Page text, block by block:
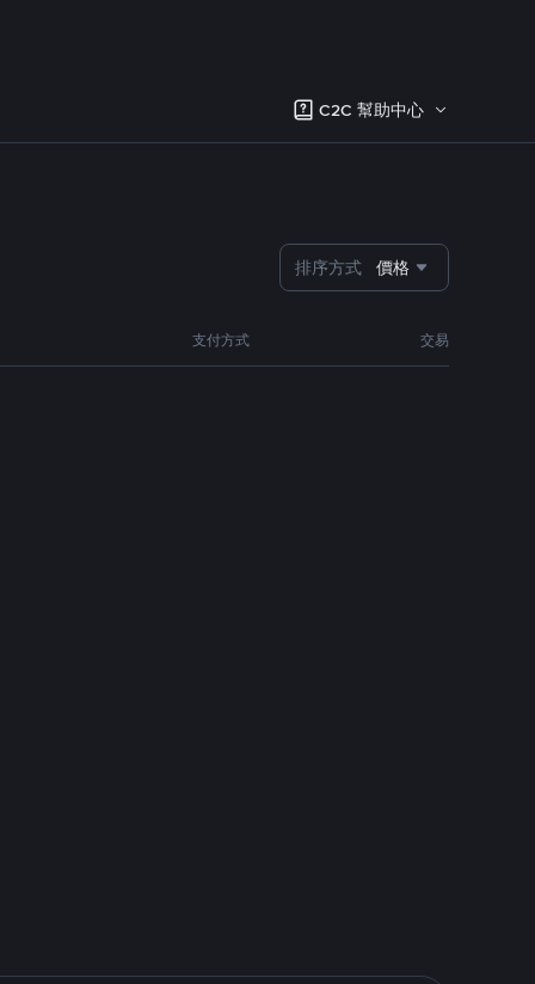
C2C 幫助中心
排序方式 價格
支付方式 交易